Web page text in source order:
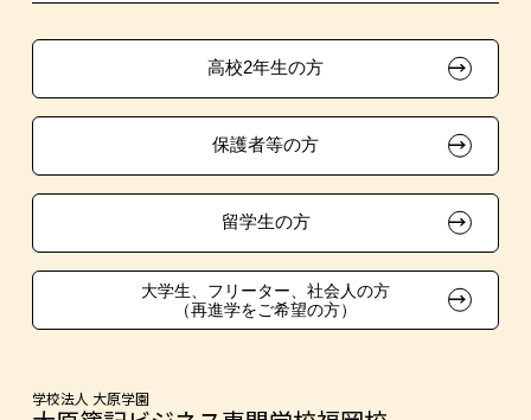
生徒会活動推薦入学
自己推薦入学
在校生・卒業生紹介推薦入学
大学生・短期大学生特別入学
学費
東京経営大学への3年次編入学
入学前Web通信講座
大原学園グループ案内
採用ご担当の方
高校2年生の方
保護者等の方
留学生の方
大学生、フリーター、社会人の方
（再進学をご希望の方）
学校法人 大原学園